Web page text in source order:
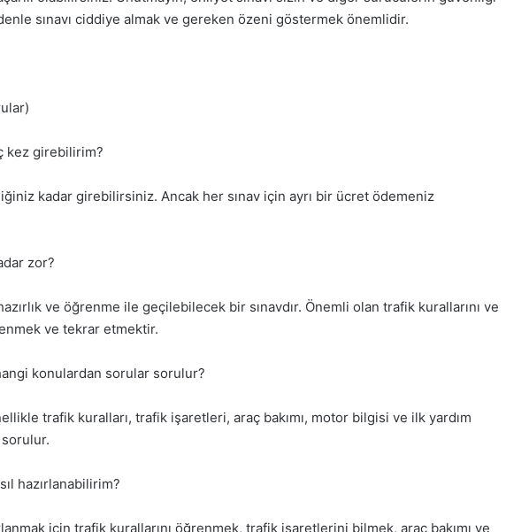
sınavı ciddiye almak ve gereken özeni göstermek önemlidir.
kez girebilirim?
kadar girebilirsiniz. Ancak her sınav için ayrı bir ücret ödemeniz
zor?
ve öğrenme ile geçilebilecek bir sınavdır. Önemli olan trafik kurallarını ve
ve tekrar etmektir.
konulardan sorular sorulur?
trafik kuralları, trafik işaretleri, araç bakımı, motor bilgisi ve ilk yardım
hazırlanabilirim?
için trafik kurallarını öğrenmek, trafik işaretlerini bilmek, araç bakımı ve